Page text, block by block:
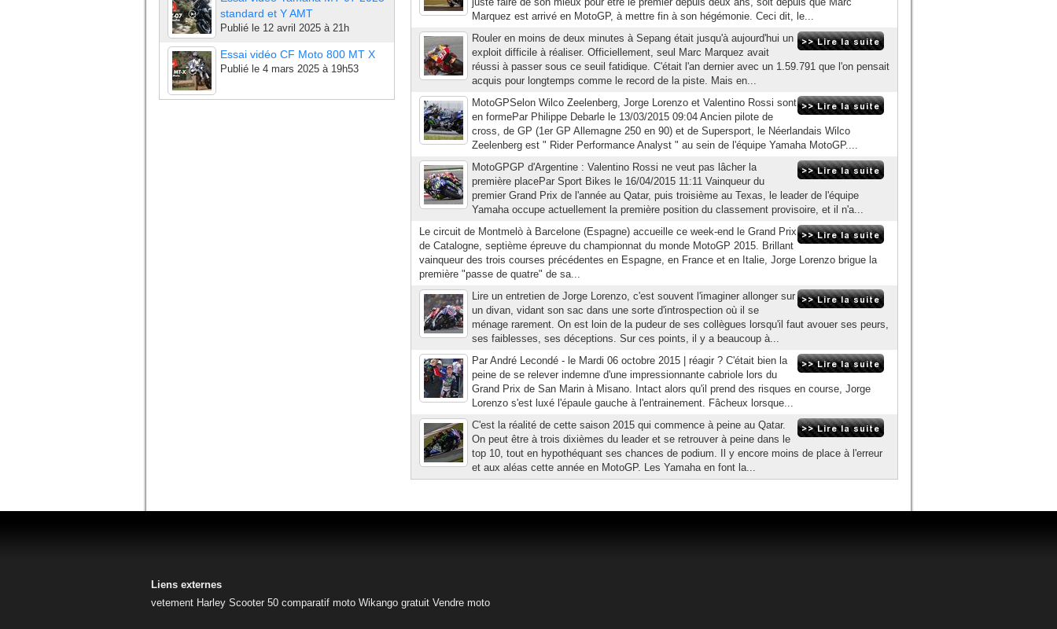
standard et Y AMT
Publié le 12 avril 2025 à 21h
Essai vidéo CF Moto 800 MT X
Publié le 4 mars 2025 à 19h53
Marquez est arrivé en MotoGP, à mettre fin à son hégémonie. Ceci dit, le...
Rouler en moins de deux minutes à Sepang était jusqu'à aujourd'hui un
exploit difficile à réaliser. Officiellement, seul Marc Marquez avait
réussi à passer sous ce seuil fatidique. C'était l'an dernier avec un 1.59.791 que l'on pensait
acquis pour longtemps comme le record de la piste. Mais en...
MotoGPSelon Wilco Zeelenberg, Jorge Lorenzo et Valentino Rossi sont
en formePar Philippe Debarle le 13/03/2015 09:04 Ancien pilote de
cross, de GP (1er GP Allemagne 250 en 90) et de Supersport, le Néerlandais Wilco
Zeelenberg est " Rider Performance Analyst " au sein de l'équipe Yamaha MotoGP....
MotoGPGP d'Argentine : Valentino Rossi ne veut pas lâcher la
première placePar Sport Bikes le 16/04/2015 11:11 Vainqueur du
premier Grand Prix de l'année au Qatar, puis troisième au Texas, le leader de l'équipe
Yamaha occupe actuellement la première position du classement provisoire, et il n'a...
Le circuit de Montmelò à Barcelone (Espagne) accueille ce week-end le Grand Prix
de Catalogne, septième épreuve du championnat du monde MotoGP 2015. Brillant
vainqueur des trois courses précédentes en Espagne, en France et en Italie, Jorge Lorenzo brigue la
première "passe de quatre" de sa...
Lire un entretien de Jorge Lorenzo, c'est souvent l'imaginer allonger sur
un divan, vidant son sac dans une sorte d'introspection où il se
ménage rarement. On est loin de la pudeur de ses collègues lorsqu'il faut avouer ses peurs,
ses faiblesses, ses déceptions. Sur ces points, il y a beaucoup à...
Par André Lecondé - le Mardi 06 octobre 2015 | réagir ? C'était bien la
peine de se relever indemne d'une impressionnante cabriole lors du
Grand Prix de San Marin à Misano. Intact alors qu'il prend des risques en course, Jorge
Lorenzo s'est luxé l'épaule gauche à l'entrainement. Fâcheux lorsque...
C'est la réalité de cette saison 2015 qui commence à peine au Qatar.
On peut être à trois dixièmes du leader et se retrouver à peine dans le
top 10, tout en hypothéquant ses chances de podium. Il y encore moins de place à l'erreur
et aux aléas cette année en MotoGP. Les Yamaha en font la...
Liens externes
vetement Harley Scooter 50 comparatif moto Wikango gratuit Vendre moto